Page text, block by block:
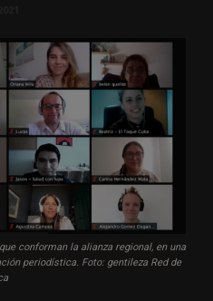
conforman la alianza regional, en una
periodística. Foto: gentileza Red de